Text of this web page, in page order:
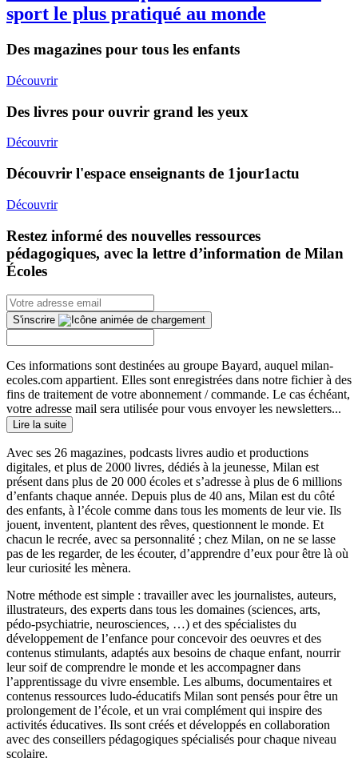
sport le plus pratiqué au monde
Des magazines pour tous les enfants
Découvrir
Des livres pour ouvrir grand les yeux
Découvrir
Découvrir l'espace enseignants de 1jour1actu
Découvrir
Restez informé des nouvelles ressources
pédagogiques, avec la lettre d’information de Milan
Écoles
S'inscrire
Ces informations sont destinées au groupe Bayard, auquel milan-
ecoles.com appartient. Elles sont enregistrées dans notre fichier à des
fins de traitement de votre abonnement / commande. Le cas échéant,
votre adresse mail sera utilisée pour vous envoyer les newsletters...
Lire la suite
Avec ses 26 magazines, podcasts livres audio et productions
digitales, et plus de 2000 livres, dédiés à la jeunesse, Milan est
présent dans plus de 20 000 écoles et s’adresse à plus de 6 millions
d’enfants chaque année. Depuis plus de 40 ans, Milan est du côté
des enfants, à l’école comme dans tous les moments de leur vie. Ils
jouent, inventent, plantent des rêves, questionnent le monde. Et
chacun le recrée, avec sa personnalité ; chez Milan, on ne se lasse
pas de les regarder, de les écouter, d’apprendre d’eux pour être là où
leur curiosité les mènera.
Notre méthode est simple : travailler avec les journalistes, auteurs,
illustrateurs, des experts dans tous les domaines (sciences, arts,
pédo-psychiatrie, neurosciences, …) et des spécialistes du
développement de l’enfance pour concevoir des oeuvres et des
contenus stimulants, adaptés aux besoins de chaque enfant, nourrir
leur soif de comprendre le monde et les accompagner dans
l’apprentissage du vivre ensemble. Les albums, documentaires et
contenus ressources ludo-éducatifs Milan sont pensés pour être un
prolongement de l’école, et un vrai complément qui inspire des
activités éducatives. Ils sont créés et développés en collaboration
avec des conseillers pédagogiques spécialisés pour chaque niveau
scolaire.